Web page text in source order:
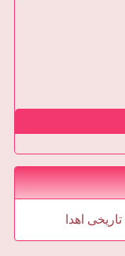
تاریخی اهدا